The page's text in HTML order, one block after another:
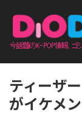
ティーザ
がイケメ